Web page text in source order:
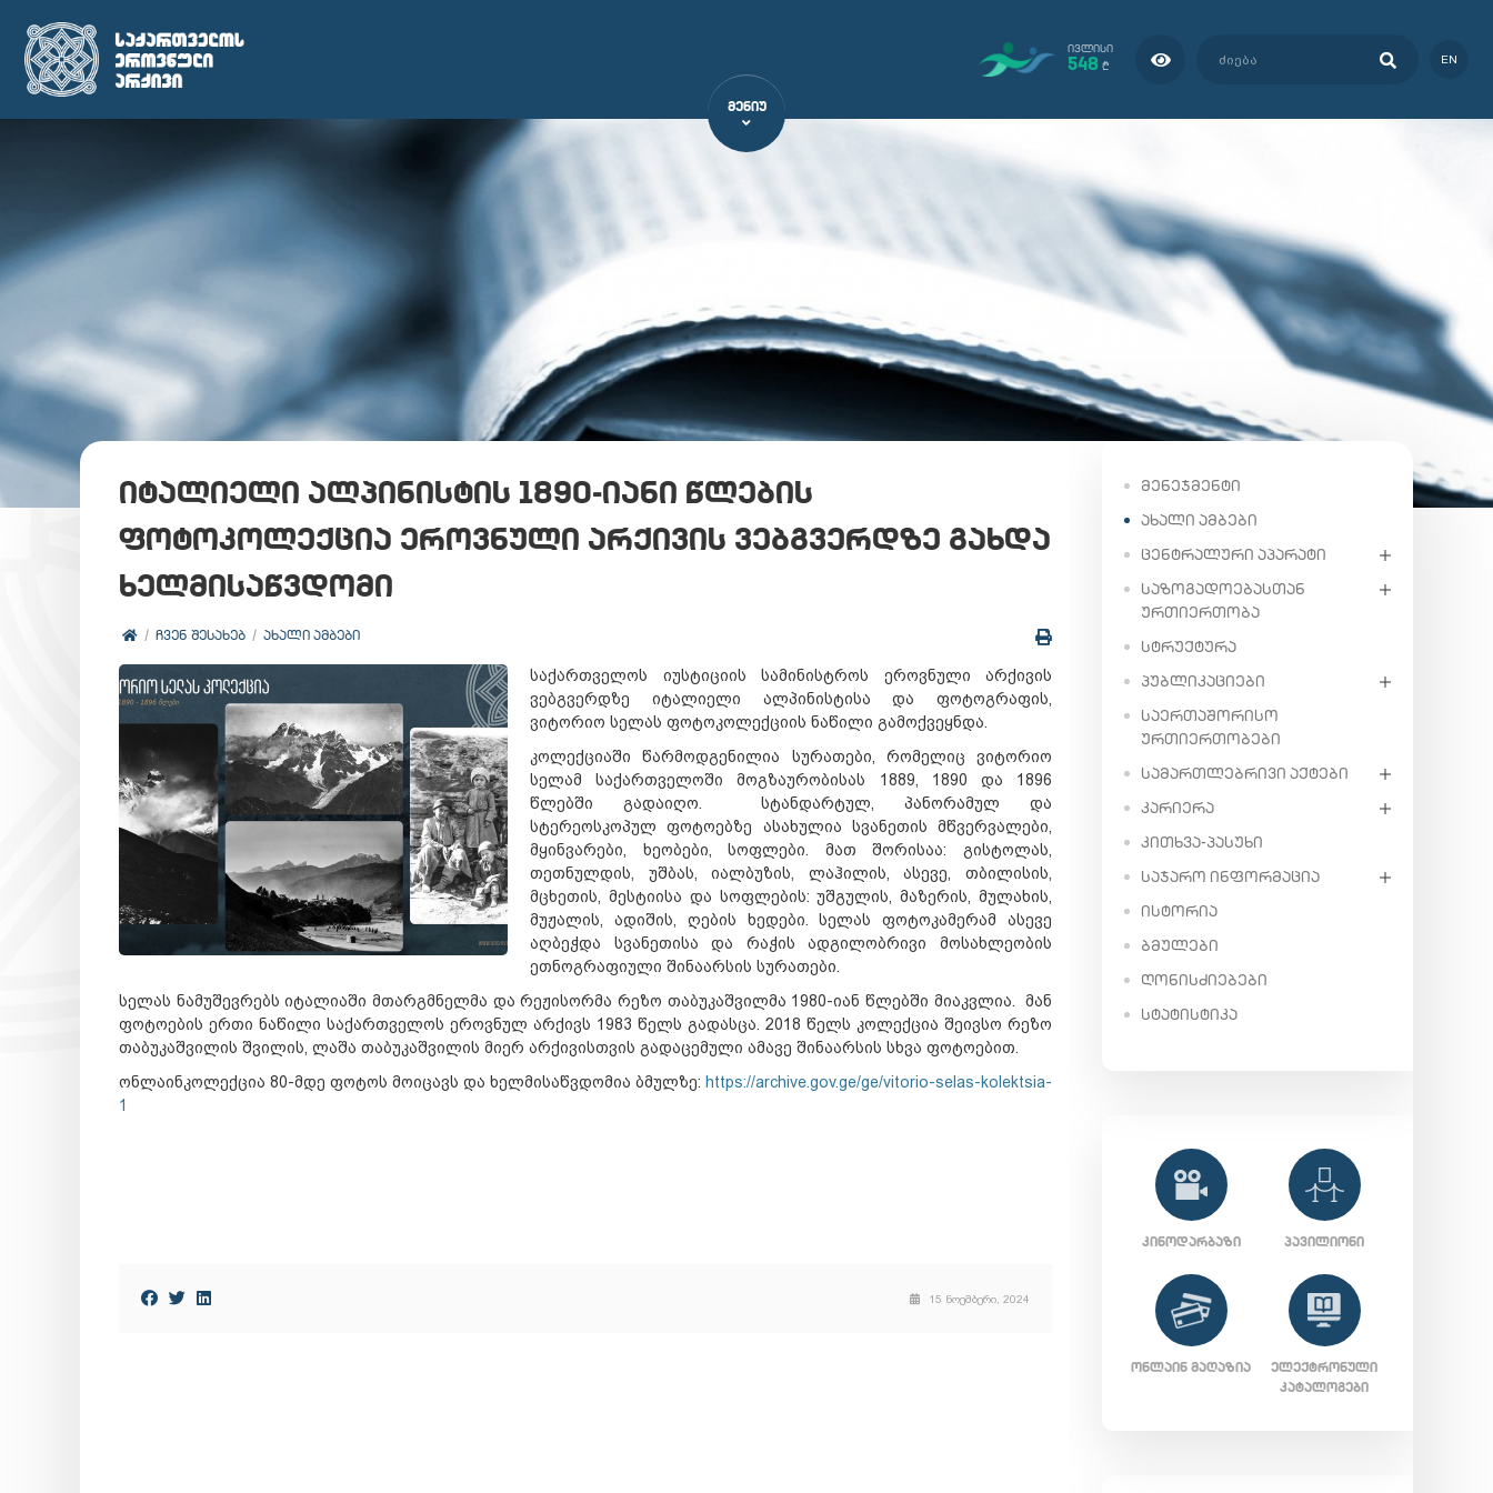
ᲘᲕᲚᲘᲡᲘ
548 ₾ EN
ᲛᲔᲜᲘᲣ
იტალიელი ალპინისტის 1890-იანი წლების
ფოტოკოლექცია ეროვნული არქივის ვებგვერდზე გახდა
ხელმისაწვდომი
ᲩᲕᲔᲜ ᲨᲔᲡᲐᲮᲔᲑ ᲐᲮᲐᲚᲘ ᲐᲛᲑᲔᲑᲘ
საქართველოს იუსტიციის სამინისტროს ეროვნული არქივის
ვებგვერდზე იტალიელი ალპინისტისა და ფოტოგრაფის,
ვიტორიო სელას ფოტოკოლექციის ნაწილი გამოქვეყნდა.
კოლექციაში წარმოდგენილია სურათები, რომელიც ვიტორიო
სელამ საქართველოში მოგზაურობისას 1889, 1890 და 1896
წლებში გადაიღო. სტანდარტულ, პანორამულ და
სტერეოსკოპულ ფოტოებზე ასახულია სვანეთის მწვერვალები,
მყინვარები, ხეობები, სოფლები. მათ შორისაა: გისტოლას,
თეთნულდის, უშბას, იალბუზის, ლაჰილის, ასევე, თბილისის,
მცხეთის, მესტიისა და სოფლების: უშგულის, მაზერის, მულახის,
მუჟალის, ადიშის, ღების ხედები. სელას ფოტოკამერამ ასევე
აღბეჭდა სვანეთისა და რაჭის ადგილობრივი მოსახლეობის
ეთნოგრაფიული შინაარსის სურათები.
სელას ნამუშევრებს იტალიაში მთარგმნელმა და რეჟისორმა რეზო თაბუკაშვილმა 1980-იან წლებში მიაკვლია. მან
ფოტოების ერთი ნაწილი საქართველოს ეროვნულ არქივს 1983 წელს გადასცა. 2018 წელს კოლექცია შეივსო რეზო
თაბუკაშვილის შვილის, ლაშა თაბუკაშვილის მიერ არქივისთვის გადაცემული ამავე შინაარსის სხვა ფოტოებით.
ონლაინკოლექცია 80-მდე ფოტოს მოიცავს და ხელმისაწვდომია ბმულზე: https://archive.gov.ge/ge/vitorio-selas-kolektsia-
1
15 ნოემბერი, 2024
ᲛᲔᲜᲔᲯᲛᲔᲜᲢᲘ
ᲐᲮᲐᲚᲘ ᲐᲛᲑᲔᲑᲘ
ᲪᲔᲜᲢᲠᲐᲚᲣᲠᲘ ᲐᲞᲐᲠᲐᲢᲘ
ᲡᲐᲖᲝᲒᲐᲓᲝᲔᲑᲐᲡᲗᲐᲜ
ᲣᲠᲗᲘᲔᲠᲗᲝᲑᲐ
ᲡᲢᲠᲣᲥᲢᲣᲠᲐ
ᲞᲣᲑᲚᲘᲙᲐᲪᲘᲔᲑᲘ
ᲡᲐᲔᲠᲗᲐᲨᲝᲠᲘᲡᲝ
ᲣᲠᲗᲘᲔᲠᲗᲝᲑᲔᲑᲘ
ᲡᲐᲛᲐᲠᲗᲚᲔᲑᲠᲘᲕᲘ ᲐᲥᲢᲔᲑᲘ
ᲙᲐᲠᲘᲔᲠᲐ
ᲙᲘᲗᲮᲕᲐ-ᲞᲐᲡᲣᲮᲘ
ᲡᲐᲯᲐᲠᲝ ᲘᲜᲤᲝᲠᲛᲐᲪᲘᲐ
ᲘᲡᲢᲝᲠᲘᲐ
ᲑᲛᲣᲚᲔᲑᲘ
ᲦᲝᲜᲘᲡᲫᲘᲔᲑᲔᲑᲘ
ᲡᲢᲐᲢᲘᲡᲢᲘᲙᲐ
ᲙᲘᲜᲝᲓᲐᲠᲑᲐᲖᲘ ᲞᲐᲕᲘᲚᲘᲝᲜᲘ
ᲝᲜᲚᲐᲘᲜ ᲛᲐᲦᲐᲖᲘᲐ
ᲔᲚᲔᲥᲢᲠᲝᲜᲣᲚᲘ
ᲙᲐᲢᲐᲚᲝᲒᲔᲑᲘ